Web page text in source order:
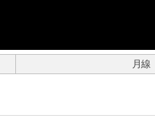
月線